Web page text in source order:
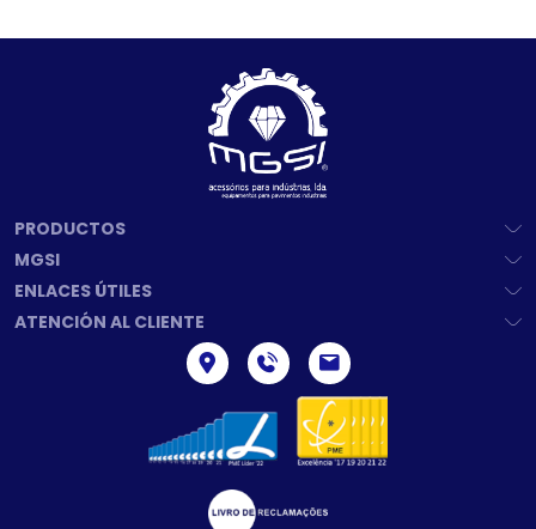
PRODUCTOS
MGSI
ENLACES ÚTILES
ATENCIÓN AL CLIENTE